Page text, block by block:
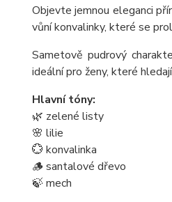
Objevte jemnou eleganci
vůní konvalinky, které se
Sametově pudrový
ideální pro ženy, které
Hlavní tóny:
🌿 zelené listy
🌸 lilie
💮 konvalinka
🪵 santalové dřevo
🍃 mech